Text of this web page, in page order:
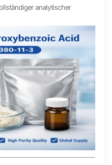
analytischer